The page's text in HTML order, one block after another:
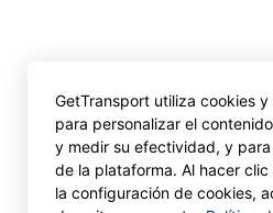
GetTransport utiliza cookies
para personalizar el
y medir su efectividad, y
de la plataforma. Al hacer
la configuración de cookies,